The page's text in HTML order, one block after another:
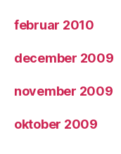
februar 2010
december 2009
november 2009
oktober 2009